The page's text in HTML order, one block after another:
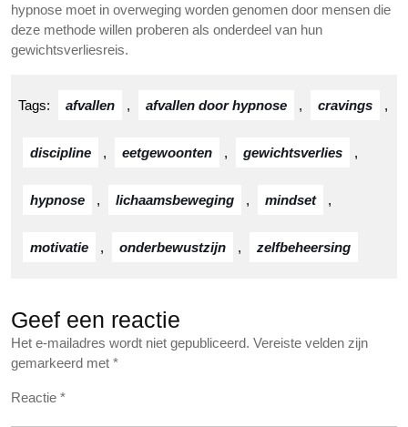
hypnose moet in overweging worden genomen door mensen die
deze methode willen proberen als onderdeel van hun
gewichtsverliesreis.
Tags: afvallen , afvallen door hypnose , cravings ,
discipline , eetgewoonten , gewichtsverlies ,
hypnose , lichaamsbeweging , mindset ,
motivatie , onderbewustzijn , zelfbeheersing
Geef een reactie
Het e-mailadres wordt niet gepubliceerd. Vereiste velden zijn
gemarkeerd met *
Reactie *